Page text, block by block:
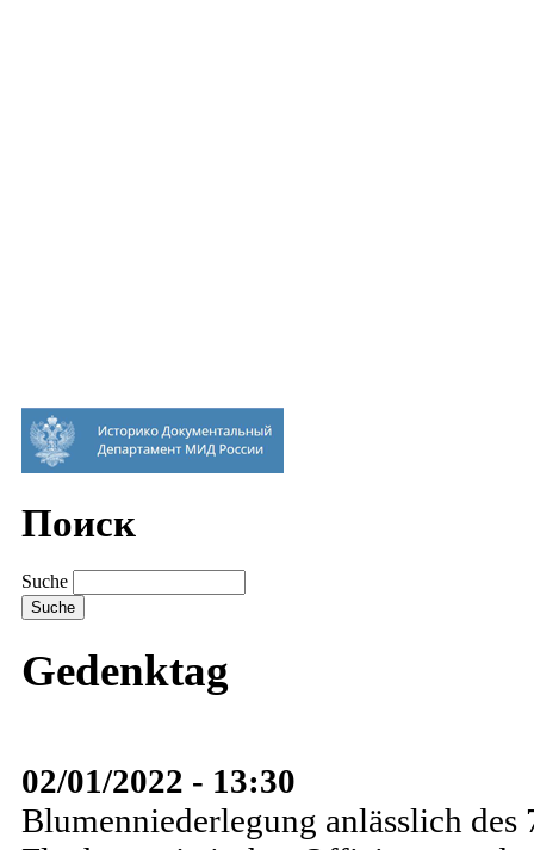
Поиск
Suche
Gedenktag
02/01/2022 - 13:30
Blumenniederlegung anlässlich des